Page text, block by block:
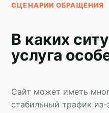
СЦЕНАРИИ ОБРАЩЕНИЯ
В каких
услуга
Сайт может иметь
стабильный трафик из-